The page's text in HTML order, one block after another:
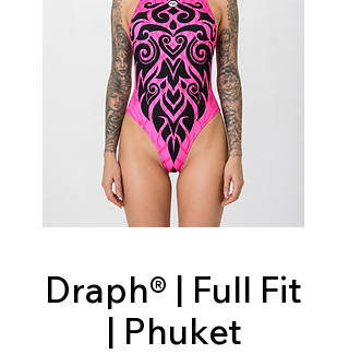
Draph® | Full Fit
| Phuket